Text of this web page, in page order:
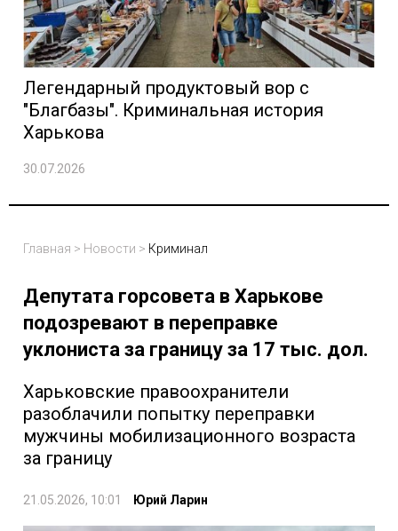
Легендарный продуктовый вор с
"Благбазы". Криминальная история
Харькова
30.07.2026
Главная > Новости > Криминал
Депутата горсовета в Харькове
подозревают в переправке
уклониста за границу за 17 тыс. дол.
Харьковские правоохранители
разоблачили попытку переправки
мужчины мобилизационного возраста
за границу
21.05.2026, 10:01 Юрий Ларин